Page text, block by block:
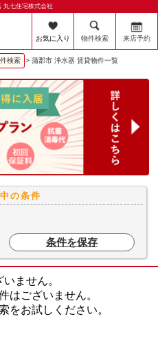
丸七住宅株式会社
お気に入り 物件検索 来店予約
検索 > 蒲郡市 浄水器 賃貸物件一覧
の条件
条件を保存
ません。
はございません。
をお試しください。